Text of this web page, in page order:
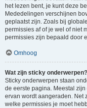
het lezen bent, je kunt deze
Mededelingen verschijnen
geplaatst zijn. Zoals bij
permissies af of je wel of niet
permissies zijn bepaald door
Omhoog
Wat zijn sticky onderwerpen?
Sticky onderwerpen staan
de eerste pagina. Meestal
ervan wordt aangeraden. Net
welke permissies je moet